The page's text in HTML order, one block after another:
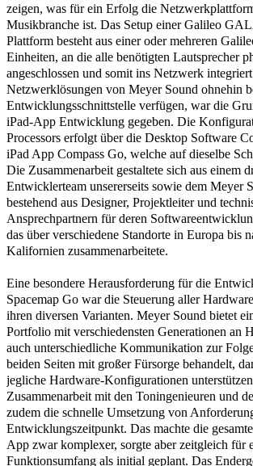
zeigen, was für ein Erfolg die
Musikbranche ist. Das Setup einer Galileo
Plattform besteht aus einer oder mehreren
Einheiten, an die alle benötigten Lautsprecher
angeschlossen und somit ins Netzwerk
Netzwerklösungen von Meyer Sound ohnehin
Entwicklungsschnittstelle verfügen, war die
iPad-App Entwicklung gegeben. Die
Processors erfolgt über die Desktop Software
iPad App Compass Go, welche auf dieselbe
Die Zusammenarbeit gestaltete sich aus einem
Entwicklerteam unsererseits sowie dem Meyer
bestehend aus Designer, Projektleiter und
Ansprechpartnern für deren
das über verschiedene Standorte in Europa bis
Kalifornien zusammenarbeitete.
Eine besondere Herausforderung für die
Spacemap Go war die Steuerung aller
ihren diversen Varianten. Meyer Sound bietet
Portfolio mit verschiedensten Generationen an
auch unterschiedliche Kommunikation zur
beiden Seiten mit großer Fürsorge behandelt,
jegliche Hardware-Konfigurationen
Zusammenarbeit mit den Toningenieuren und
zudem die schnelle Umsetzung von
Entwicklungszeitpunkt. Das machte die
App zwar komplexer, sorgte aber zeitgleich für
Funktionsumfang als initial geplant. Das